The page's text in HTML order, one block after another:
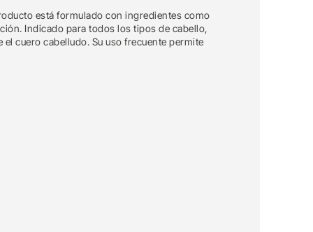
está formulado con ingredientes como
Indicado para todos los tipos de cabello,
cuero cabelludo. Su uso frecuente permite